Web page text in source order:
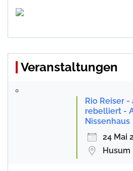
Veranstaltungen
Rio Reiser
rebelliert -
Nissenhaus
24 Mai
Husum